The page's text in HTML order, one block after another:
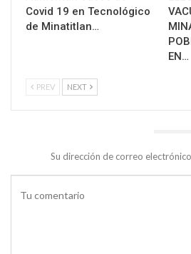
Covid 19 en Tecnológico
de Minatitlan…
EN…
PREV NEXT
Su dirección de correo